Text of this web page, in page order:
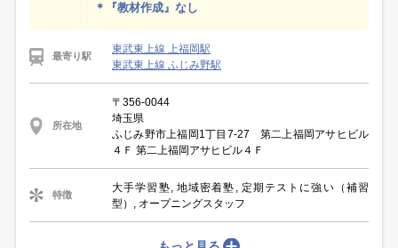
＊『教材作成』なし
最寄り駅
東武東上線 上福岡駅
東武東上線 ふじみ野駅
所在地
〒356-0044
埼玉県
ふじみ野市上福岡1丁目7-27 第二上福岡アサヒビル
４Ｆ 第二上福岡アサヒビル４Ｆ
特徴
大手学習塾, 地域密着塾, 定期テストに強い（補習
型）, オープニングスタッフ